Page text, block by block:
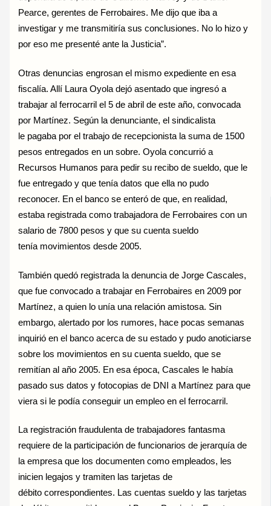
Pearce, gerentes de Ferrobaires. Me dijo que iba a
investigar y me transmitiría sus conclusiones. No lo hizo y
por eso me presenté ante la Justicia”.
Otras denuncias engrosan el mismo expediente en esa
fiscalía. Allí Laura Oyola dejó asentado que ingresó a
trabajar al ferrocarril el 5 de abril de este año, convocada
por Martínez. Según la denunciante, el sindicalista
le pagaba por el trabajo de recepcionista la suma de 1500
pesos entregados en un sobre. Oyola concurrió a
Recursos Humanos para pedir su recibo de sueldo, que le
fue entregado y que tenía datos que ella no pudo
reconocer. En el banco se enteró de que, en realidad,
estaba registrada como trabajadora de Ferrobaires con un
salario de 7800 pesos y que su cuenta sueldo
tenía movimientos desde 2005.
También quedó registrada la denuncia de Jorge Cascales,
que fue convocado a trabajar en Ferrobaires en 2009 por
Martínez, a quien lo unía una relación amistosa. Sin
embargo, alertado por los rumores, hace pocas semanas
inquirió en el banco acerca de su estado y pudo anoticiarse
sobre los movimientos en su cuenta sueldo, que se
remitían al año 2005. En esa época, Cascales le había
pasado sus datos y fotocopias de DNI a Martínez para que
viera si le podía conseguir un empleo en el ferrocarril.
La registración fraudulenta de trabajadores fantasma
requiere de la participación de funcionarios de jerarquía de
la empresa que los documenten como empleados, les
inicien legajos y tramiten las tarjetas de
débito correspondientes. Las cuentas sueldo y las tarjetas